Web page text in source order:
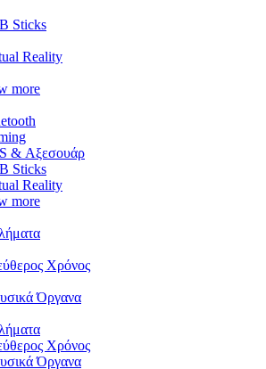
Sticks
Reality
more
& Αξεσουάρ
Sticks
Reality
more
Χρόνος
Όργανα
Χρόνος
Όργανα